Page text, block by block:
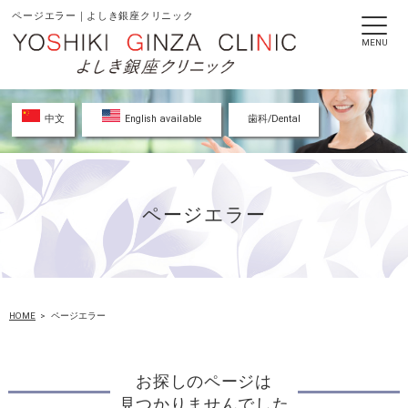
ページエラー｜よしき銀座クリニック
中文 English available 歯科/Dental
ページエラー
HOME ページエラー
お探しのページは
見つかりませんでした
MENU